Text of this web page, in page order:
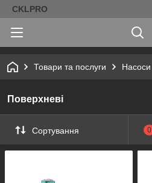
CKLPRO
Товари та послуги Насоси
Поверхневі
Сортування 0